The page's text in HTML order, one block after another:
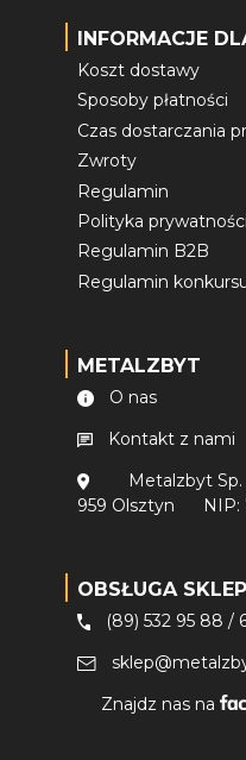
INFORMACJE
Koszt dostawy
Sposoby płatności
Czas dostarczania
Zwroty
Regulamin
Polityka prywatności
Regulamin B2B
Regulamin
METALZBYT
O nas
Kontakt z nami
Metalzbyt Sp.
959 Olsztyn
NIP:
OBSŁUGA
(89) 532 95 88 /
Znajdz nas na